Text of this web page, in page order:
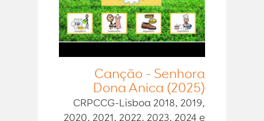
Canção - Senhora
Dona Anica (2025)
CRPCCG-Lisboa 2018, 2019,
2020, 2021, 2022, 2023, 2024 e